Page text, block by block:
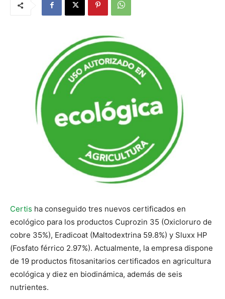
Certis ha conseguido tres nuevos certificados en
ecológico para los productos Cuprozin 35 (Oxicloruro de
cobre 35%), Eradicoat (Maltodextrina 59.8%) y Sluxx HP
(Fosfato férrico 2.97%). Actualmente, la empresa dispone
de 19 productos fitosanitarios certificados en agricultura
ecológica y diez en biodinámica, además de seis
nutrientes.